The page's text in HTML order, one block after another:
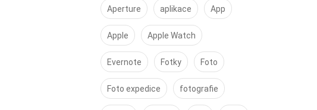
Aperture aplikace App
Apple Apple Watch
Evernote Fotky Foto
Foto expedice fotografie